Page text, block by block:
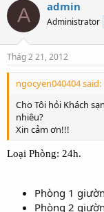
A admin
Administrator
Thág 2 21, 2012
ngocyen040404 said:
Cho Tôi hỏi Khách
nhiêu?
Xin cảm ơn!!!
Loại Phòng: 24h.
Phòng 1
Phòng 2